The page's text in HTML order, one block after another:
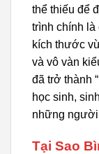
thể thiếu để
trình chính là
kích thước
và vô vàn
đã trở thành
học sinh,
những người
Tại Sao